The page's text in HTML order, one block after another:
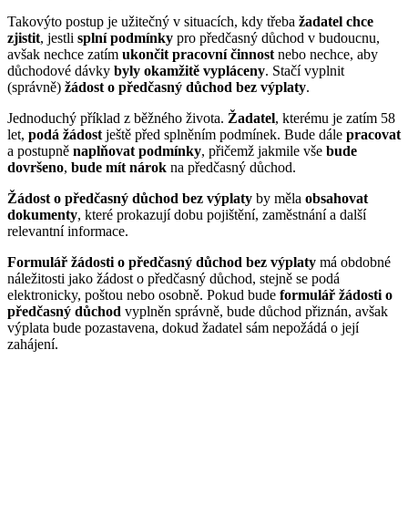
Takovýto postup je užitečný v situacích, kdy třeba žadatel chce
zjistit, jestli splní podmínky pro předčasný důchod v budoucnu,
avšak nechce zatím ukončit pracovní činnostnebo nechce, aby
důchodové dávky byly okamžitě vypláceny. Stačí vyplnit
(správně) žádost o předčasný důchod bez výplaty.
Jednoduchý příklad z běžného života. Žadatel, kterému je zatím 58
let, podá žádostještě před splněním podmínek. Bude dále pracovat
a postupně naplňovat podmínky, přičemž jakmile vše bude
dovršeno, bude mít nárok na předčasný důchod.
Žádost o předčasný důchod bez výplaty by měla obsahovat
dokumenty, které prokazují dobu pojištění, zaměstnání a další
relevantní informace.
Formulář žádosti o předčasný důchod bez výplaty má obdobné
náležitosti jako žádost o předčasný důchod, stejně se podá
elektronicky, poštou nebo osobně. Pokud bude formulář žádosti o
předčasný důchod vyplněn správně, bude důchod přiznán, avšak
výplata bude pozastavena, dokud žadatel sám nepožádá o její
zahájení.